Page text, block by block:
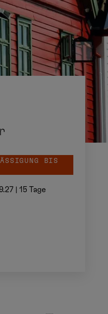
BIS 3
15 Tage